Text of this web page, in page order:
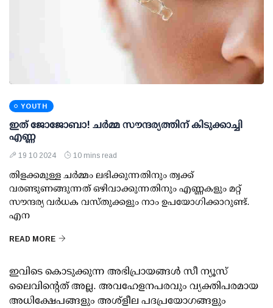
YOUTH
ഇത് ജോജോബാ! ചര്‍മ്മ സൗന്ദര്യത്തിന് കിടുക്കാച്ചി
എണ്ണ
19 10 2024 10 mins read
തിളക്കമുള്ള ചര്‍മ്മം ലഭിക്കുന്നതിനും ത്വക്ക്
വരണ്ടുണങ്ങുന്നത് ഒഴിവാക്കുന്നതിനും എണ്ണകളും മറ്റ്
സൗന്ദര്യ വര്‍ധക വസ്തുക്കളും നാം ഉപയോഗിക്കാറുണ്ട്.
എന
READ MORE
ഇവിടെ കൊടുക്കുന്ന അഭിപ്രായങ്ങള്‍ സീ ന്യൂസ്
ലൈവിന്റെത് അല്ല. അവഹേളനപരവും വ്യക്തിപരമായ
അധിക്ഷേപങ്ങളും അശ്‌ളീല പദപ്രയോഗങ്ങളും